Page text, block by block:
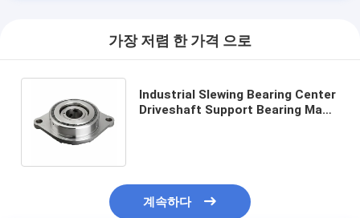
가장 저렴 한 가격 으로
Industrial Slewing Bearing Center
Driveshaft Support Bearing Made
계속하다